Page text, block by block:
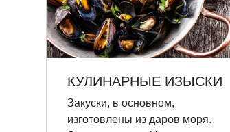
КУЛИНАРНЫЕ ИЗЫСКИ
Закуски, в основном,
изготовлены из даров моря.